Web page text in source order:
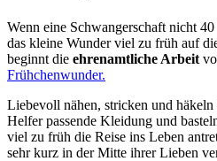
Wenn eine Schwangerschaft nicht
das kleine Wunder viel zu früh auf
beginnt die ehrenamtliche Arbeit
Frühchenwunder.
Liebevoll nähen, stricken und häkeln
Helfer passende Kleidung und
viel zu früh die Reise ins Leben
sehr kurz in der Mitte ihrer Lieben